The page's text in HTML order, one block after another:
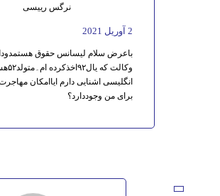
نرگس رییسی
2 آوریل 2021
باعرض سلام لیسانس حقوق
وکالت
انگلیسی اشنایی دارم ایاامکان
برای من وجوددارد؟